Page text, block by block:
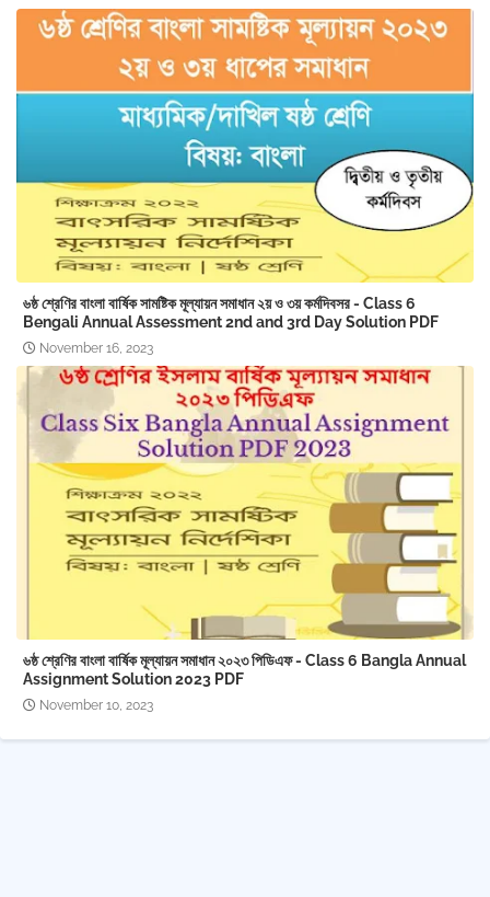
৬ষ্ঠ শ্রেণির বাংলা বার্ষিক সামষ্টিক মূল্যায়ন সমাধান ২য় ও ৩য় কর্মদিবসর - Class 6
Bengali Annual Assessment 2nd and 3rd Day Solution PDF
November 16, 2023
৬ষ্ঠ শ্রেণির বাংলা বার্ষিক মূল্যায়ন সমাধান ২০২৩ পিডিএফ - Class 6 Bangla Annual
Assignment Solution 2023 PDF
November 10, 2023